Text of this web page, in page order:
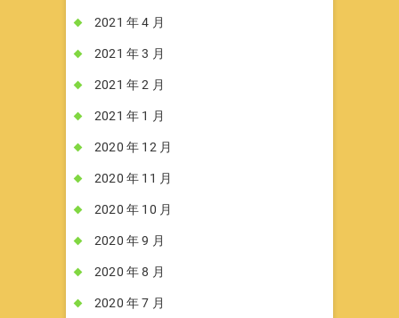
2021 年 4 月
2021 年 3 月
2021 年 2 月
2021 年 1 月
2020 年 12 月
2020 年 11 月
2020 年 10 月
2020 年 9 月
2020 年 8 月
2020 年 7 月